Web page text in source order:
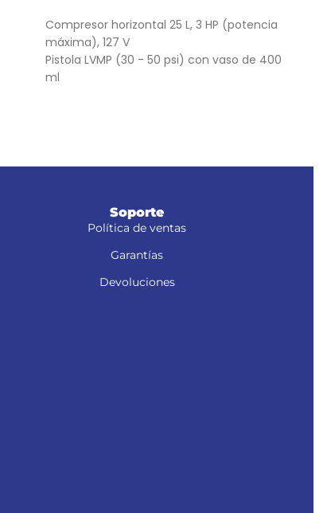
Compresor horizontal 25 L, 3 HP (potencia
máxima), 127 V
Pistola LVMP (30 - 50 psi) con vaso de 400
ml
Soporte
Política de ventas
Garantías
Devoluciones